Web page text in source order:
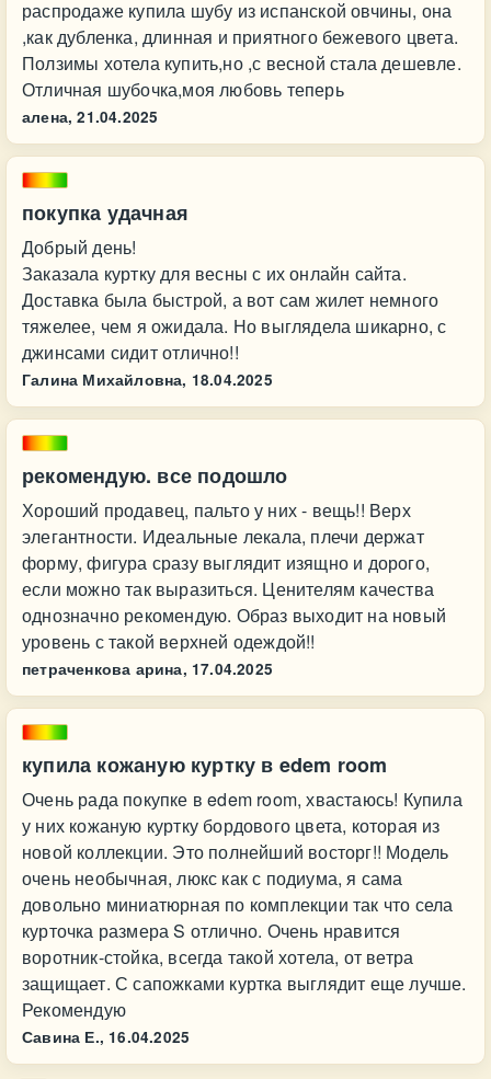
распродаже купила шубу из испанской овчины, она
,как дубленка, длинная и приятного бежевого цвета.
Ползимы хотела купить,но ,с весной стала дешевле.
Отличная шубочка,моя любовь теперь
алена, 21.04.2025
покупка удачная
Добрый день!
Заказала куртку для весны с их онлайн сайта.
Доставка была быстрой, а вот сам жилет немного
тяжелее, чем я ожидала. Но выглядела шикарно, с
джинсами сидит отлично!!
Галина Михайловна, 18.04.2025
рекомендую. все подошло
Хороший продавец, пальто у них - вещь!! Верх
элегантности. Идеальные лекала, плечи держат
форму, фигура сразу выглядит изящно и дорого,
если можно так выразиться. Ценителям качества
однозначно рекомендую. Образ выходит на новый
уровень с такой верхней одеждой!!
петраченкова арина, 17.04.2025
купила кожаную куртку в edem room
Очень рада покупке в edem room, хвастаюсь! Купила
у них кожаную куртку бордового цвета, которая из
новой коллекции. Это полнейший восторг!! Модель
очень необычная, люкс как с подиума, я сама
довольно миниатюрная по комплекции так что села
курточка размера S отлично. Очень нравится
воротник-стойка, всегда такой хотела, от ветра
защищает. С сапожками куртка выглядит еще лучше.
Рекомендую
Савина Е., 16.04.2025